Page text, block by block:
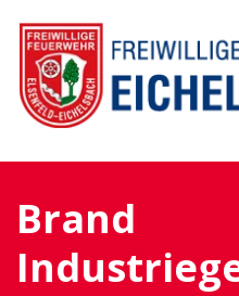
Brand